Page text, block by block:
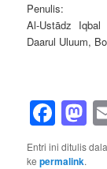
Penulis:
Al-Ustādz Iqbal
Daarul Uluum,
Entri ini ditulis
kepermalink.